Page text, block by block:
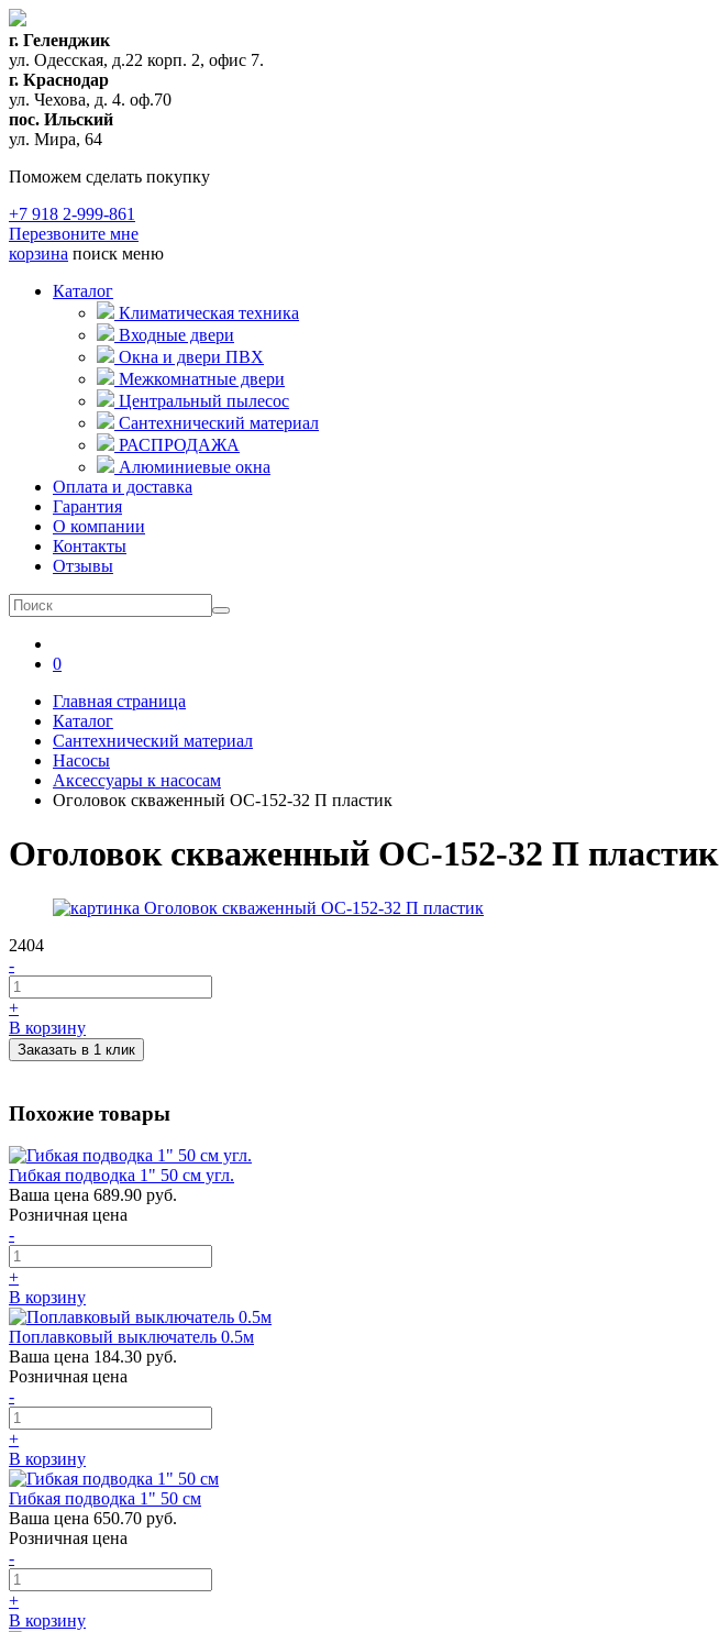
г. Геленджик
ул. Одесская, д.22 корп. 2, офис 7.
г. Краснодар
ул. Чехова, д. 4. оф.70
пос. Ильский
ул. Мира, 64
Поможем сделать покупку
+7 918 2-999-861
Перезвоните мне
корзина поиск меню
Каталог
Климатическая техника
Входные двери
Окна и двери ПВХ
Межкомнатные двери
Центральный пылесос
Сантехнический материал
РАСПРОДАЖА
Алюминиевые окна
Оплата и доставка
Гарантия
О компании
Контакты
Отзывы
0
Главная страница
Каталог
Сантехнический материал
Насосы
Аксессуары к насосам
Оголовок скваженный ОС-152-32 П пластик
Оголовок скваженный ОС-152-32 П пластик
2404
-
+
В корзину
Заказать в 1 клик
Похожие товары
Гибкая подводка 1" 50 см угл.
Ваша цена 689.90 руб.
Розничная цена
-
+
В корзину
Поплавковый выключатель 0.5м
Ваша цена 184.30 руб.
Розничная цена
-
+
В корзину
Гибкая подводка 1" 50 см
Ваша цена 650.70 руб.
Розничная цена
-
+
В корзину